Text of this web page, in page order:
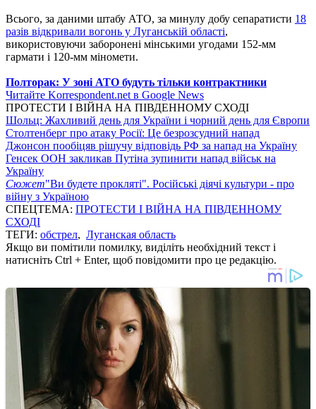
Всього, за даними штабу АТО, за минулу добу сепаратисти 18
разів відкривали вогонь у Луганській області,
використовуючи заборонені мінськими угодами 152-мм
гармати і 120-мм міномети.
Полторак: У зоні АТО будуть тільки контрактники
Читайте Korrespondent.net в Google News
ПРОТЕСТИ І ВІЙНА НА ПІВДЕННОМУ СХОДІ
Шольц: Жахливий день для України і чорний день для Європи
Столтенберг про атаку Росії: Це безрозсудний напад
Джонсон пообіцяв рішучу відповідь РФ за напад на Україну
Генсек ООН закликав Путіна зупинити напад військ на
Україну
Сюжет"Ви будете прокляті". Російські діячі культури - про
війну з Україною
СПЕЦТЕМА: ПРОТЕСТИ І ВІЙНА НА ПІВДЕННОМУ
СХОДІ
ТЕГИ: обстрел, Луганская область
Якщо ви помітили помилку, виділіть необхідний текст і
натисніть Ctrl + Enter, щоб повідомити про це редакцію.